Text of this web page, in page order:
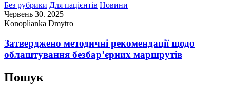
Без рубрики Для пацієнтів Новини
Червень 30. 2025
Konoplianka Dmytro
Затверджено методичні рекомендації щодо
облаштування безбар’єрних маршрутів
Пошук